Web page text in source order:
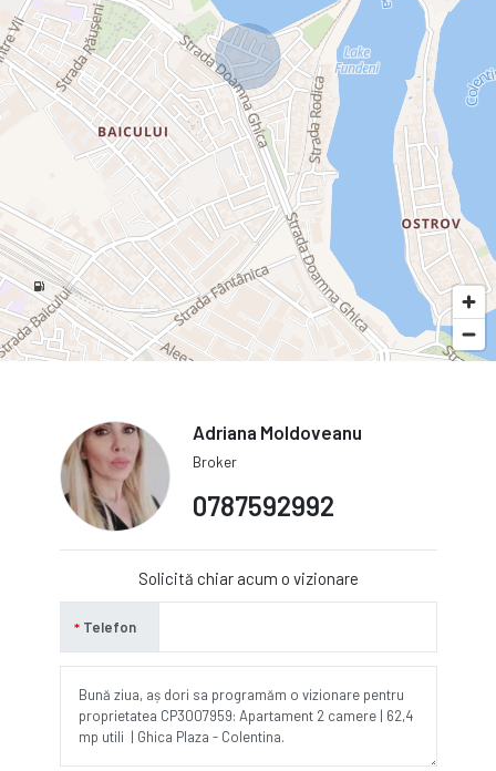
Adriana Moldoveanu
Broker
0787592992
Solicită chiar acum o vizionare
Telefon